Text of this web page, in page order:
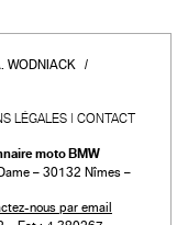
WODNIACK
LÉGALES CONTACT
moto BMW
– 30132 Nîmes –
nous par email